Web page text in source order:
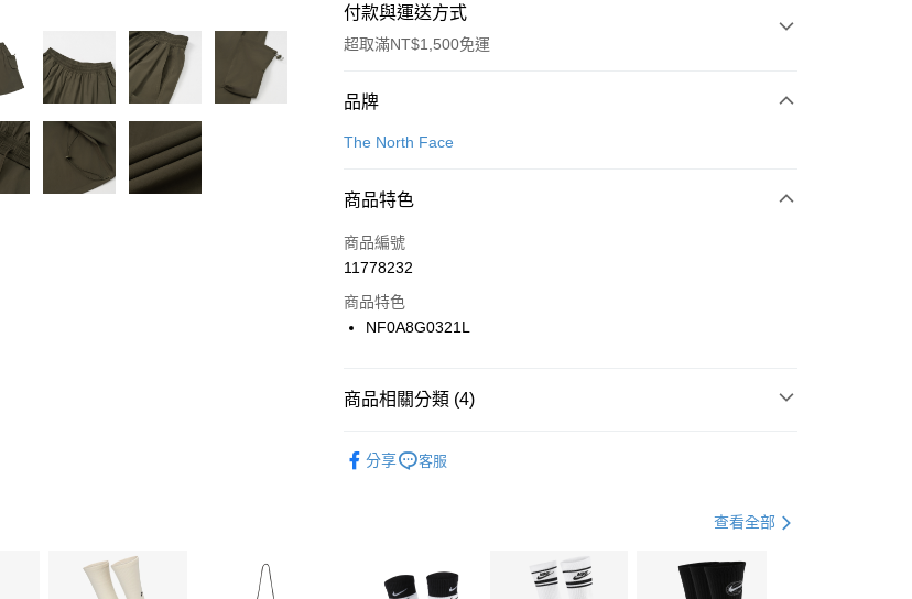
付款與運送方式
超取滿NT$1,500免運
付款方式
信用卡一次付款
合作金庫商業銀行
華南商業銀行
上海商業儲蓄銀行
國泰世華商業銀行
聯邦商業銀行
台新國際商業銀行
LINE Pay
Apple Pay
【關於「AFTEE先享後付」】
３．安心：先確認商品／服務後，再付款。
每筆NT$100，滿NT$1,500(含以上)免運費
品牌
The North Face
商品特色
商品編號
11778232
商品特色
NF0A8G0321L
商品相關分類 (4)
分享 客服
查看全部